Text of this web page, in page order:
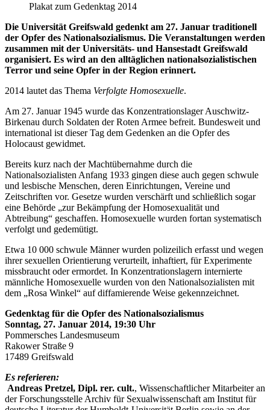
Plakat zum Gedenktag 2014
Die Universität Greifswald gedenkt am 27. Januar traditionell
der Opfer des Nationalsozialismus. Die Veranstaltungen werden
zusammen mit der Universitäts- und Hansestadt Greifswald
organisiert. Es wird an den alltäglichen nationalsozialistischen
Terror und seine Opfer in der Region erinnert.
2014 lautet das Thema Verfolgte Homosexuelle.
Am 27. Januar 1945 wurde das Konzentrationslager Auschwitz-
Birkenau durch Soldaten der Roten Armee befreit. Bundesweit und
international ist dieser Tag dem Gedenken an die Opfer des
Holocaust gewidmet.
Bereits kurz nach der Machtübernahme durch die
Nationalsozialisten Anfang 1933 gingen diese auch gegen schwule
und lesbische Menschen, deren Einrichtungen, Vereine und
Zeitschriften vor. Gesetze wurden verschärft und schließlich sogar
eine Behörde „zur Bekämpfung der Homosexualität und
Abtreibung“ geschaffen. Homosexuelle wurden fortan systematisch
verfolgt und gedemütigt.
Etwa 10 000 schwule Männer wurden polizeilich erfasst und wegen
ihrer sexuellen Orientierung verurteilt, inhaftiert, für Experimente
missbraucht oder ermordet. In Konzentrationslagern internierte
männliche Homosexuelle wurden von den Nationalsozialisten mit
dem „Rosa Winkel“ auf diffamierende Weise gekennzeichnet.
Gedenktag für die Opfer des Nationalsozialismus
Sonntag, 27. Januar 2014, 19:30 Uhr
Pommersches Landesmuseum
Rakower Straße 9
17489 Greifswald
Es referieren:
Andreas Pretzel, Dipl. rer. cult., Wissenschaftlicher Mitarbeiter an
der Forschungsstelle Archiv für Sexualwissenschaft am Institut für